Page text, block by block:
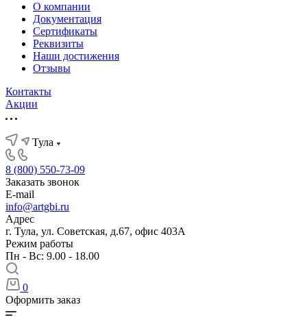
О компании
Документация
Сертификаты
Реквизиты
Наши достижения
Отзывы
Контакты
Акции
Тула
8 (800) 550-73-09
Заказать звонок
E-mail
info@artgbi.ru
Адрес
г. Тула, ул. Советская, д.67, офис 403А
Режим работы
Пн - Вс: 9.00 - 18.00
0
Оформить заказ